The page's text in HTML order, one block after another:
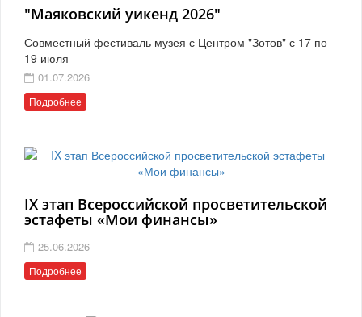
"Маяковский уикенд 2026"
Совместный фестиваль музея с Центром "Зотов" с 17 по
19 июля
01.07.2026
Подробнее
IX этап Всероссийской просветительской
эстафеты «Мои финансы»
25.06.2026
Подробнее